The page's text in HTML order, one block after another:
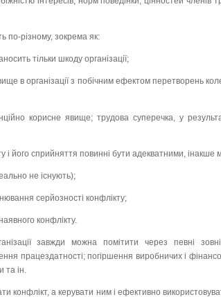
по-різному, зокрема як:
тільки шкоду організації;
в організації з побічним ефектом перетворень
корисне явище; трудова суперечка, у
і його сприйняття повинні бути адекватними, інакше
не існують);
серйозності конфлікту;
конфлікту.
завжди можна помітити через певні
працездатності; погіршення виробничих і
та ін.
конфлікт, а керувати ним і ефективно